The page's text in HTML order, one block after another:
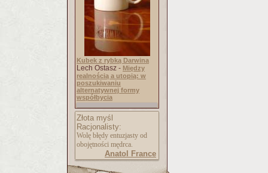
Kubek z rybką Darwina
Lech Ostasz - Między
realnością a utopią: w
poszukiwaniu
alternatywnej formy
współbycia
Złota myśl
Racjonalisty:
Wolę błędy entuzjasty od
obojętności mędrca.
Anatol France